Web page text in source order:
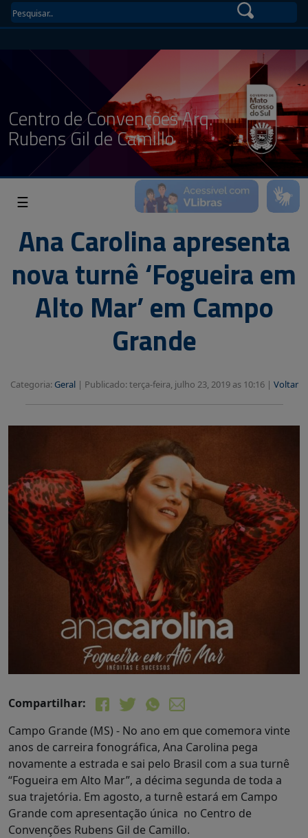
Centro de Convenções Arq.
Rubens Gil de Camillo
☰
Ana Carolina apresenta
nova turnê ‘Fogueira em
Alto Mar’ em Campo
Grande
Categoria: Geral| Publicado: terça-feira, julho 23, 2019 as 10:16 | Voltar
Compartilhar:
Campo Grande (MS) - No ano em que comemora vinte
anos de carreira fonográfica, Ana Carolina pega
novamente a estrada e sai pelo Brasil com a sua turnê
“Fogueira em Alto Mar”, a décima segunda de toda a
sua trajetória. Em agosto, a turnê estará em Campo
Grande com apresentação única no Centro de
Convenções Rubens Gil de Camillo.